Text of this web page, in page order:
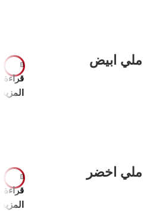
قراءة
المزيد
قراءة
المزيد